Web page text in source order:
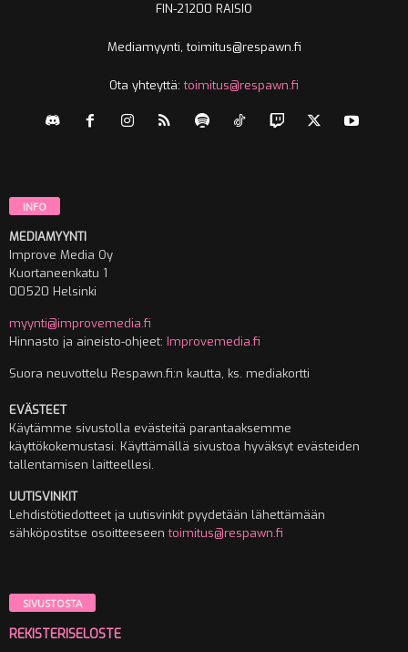
FIN-21200 RAISIO
Mediamyynti, toimitus@respawn.fi
Ota yhteyttä:toimitus@respawn.fi
INFO
MEDIAMYYNTI
Improve Media Oy
Kuortaneenkatu 1
00520 Helsinki
myynti@improvemedia.fi
Hinnasto ja aineisto-ohjeet: Improvemedia.fi
Suora neuvottelu Respawn.fi:n kautta, ks. mediakortti
EVÄSTEET
Käytämme sivustolla evästeitä parantaaksemme
käyttökokemustasi. Käyttämällä sivustoa hyväksyt evästeiden
tallentamisen laitteellesi.
UUTISVINKIT
Lehdistötiedotteet ja uutisvinkit pyydetään lähettämään
sähköpostitse osoitteeseentoimitus@respawn.fi
SIVUSTOSTA
REKISTERISELOSTE